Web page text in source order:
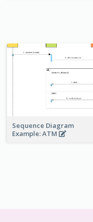
Sequence Diagram
Example: ATM